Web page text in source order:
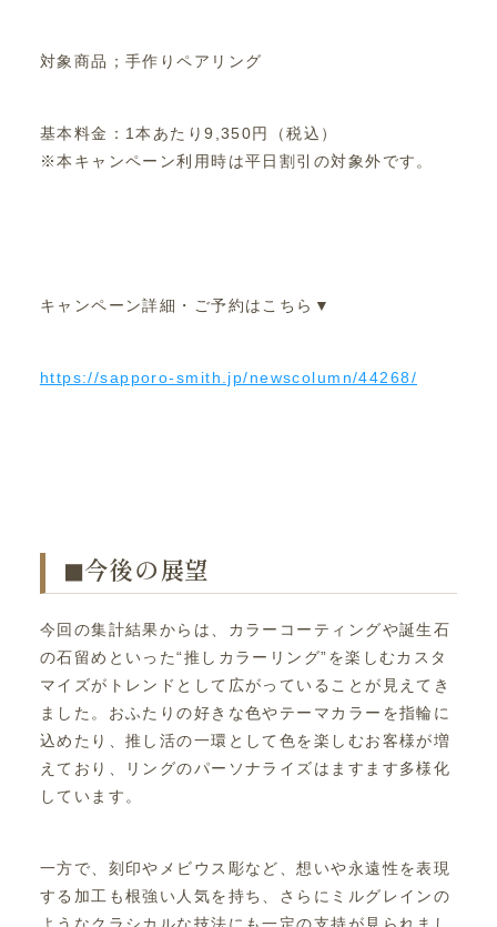
対象商品；手作りペアリング
基本料金：1本あたり9,350円（税込）
※本キャンペーン利用時は平日割引の対象外です。
キャンペーン詳細・ご予約はこちら▼
https://sapporo-smith.jp/newscolumn/44268/
◼︎今後の展望
今回の集計結果からは、カラーコーティングや誕生石
の石留めといった“推しカラーリング”を楽しむカスタ
マイズがトレンドとして広がっていることが見えてき
ました。おふたりの好きな色やテーマカラーを指輪に
込めたり、推し活の一環として色を楽しむお客様が増
えており、リングのパーソナライズはますます多様化
しています。
一方で、刻印やメビウス彫など、想いや永遠性を表現
する加工も根強い人気を持ち、さらにミルグレインの